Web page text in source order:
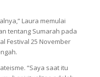
Laura memulai
tentang Sumarah pada
Festival 25 November
“Saya saat itu